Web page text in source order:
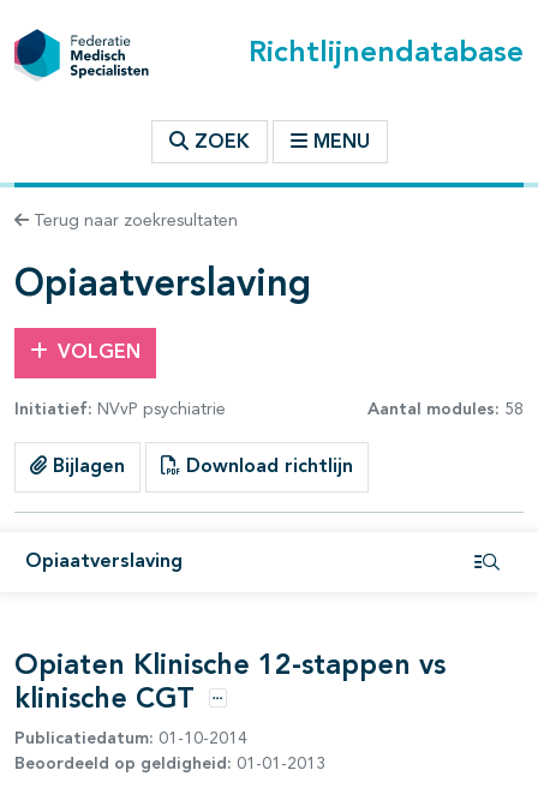
Richtlijnendatabase
ZOEK MENU
Terug naar zoekresultaten
Opiaatverslaving
VOLGEN
Initiatief: NVvP psychiatrie Aantal modules: 58
Bijlagen Download richtlijn
Opiaatverslaving
binnen deze richtlijn
open- en dichtklappen
open- en dichtklappen
open- en dichtklappen
Opiaten Klinische 12-stappen vs
klinische CGT
Opties
Publicatiedatum: 01-10-2014
Beoordeeld op geldigheid: 01-01-2013